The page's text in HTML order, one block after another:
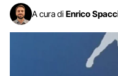
A cura di Enrico